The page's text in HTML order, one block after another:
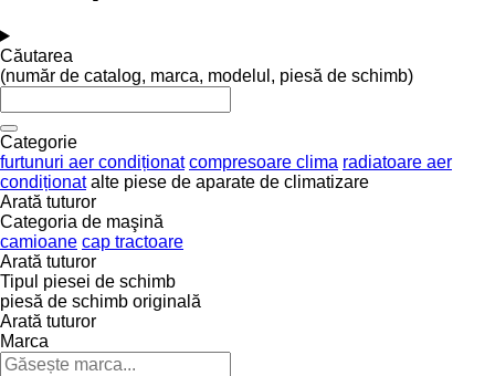
Căutarea
(număr de catalog, marca, modelul, piesă de schimb)
Categorie
furtunuri aer condiționat compresoare clima radiatoare aer
condiționat alte piese de aparate de climatizare
Arată tuturor
Categoria de maşină
camioane cap tractoare
Arată tuturor
Tipul piesei de schimb
piesă de schimb originală
Arată tuturor
Marca